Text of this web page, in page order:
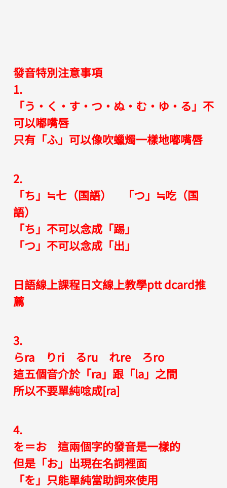
發音特別注意事項
1.
「う・く・す・つ・ぬ・む・ゆ・る」不
可以嘟嘴唇
只有「ふ」可以像吹蠟燭一樣地嘟嘴唇
2.
「ち」≒七（国語） 「つ」≒吃（国
語）
「ち」不可以念成「踢」
「つ」不可以念成「出」
日語線上課程日文線上教學ptt dcard推
薦
3.
らra りri るru れre ろro
這五個音介於「ra」跟「la」之間
所以不要單純唸成[ra]
4.
を＝お 這兩個字的發音是一樣的
但是「お」出現在名詞裡面
「を」只能單純當助詞來使用